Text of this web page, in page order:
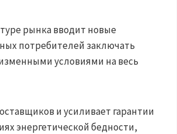
рынка вводит новые
потребителей заключать
условиями на весь
и усиливает гарантии
энергетической бедности,